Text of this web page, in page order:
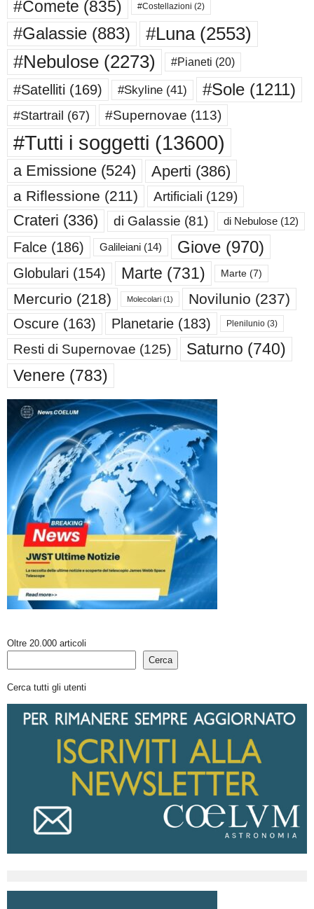
#Comete (835) #Costellazioni (2)
#Galassie (883) #Luna(2553)
#Nebulose (2273) #Pianeti (20)
#Satelliti (169) #Skyline (41) #Sole (1211)
#Startrail (67) #Supernovae (113)
#Tutti i soggetti (13600)
a Emissione (524) Aperti (386)
a Riflessione (211) Artificiali (129)
Crateri (336) di Galassie (81) di Nebulose (12)
Falce (186) Galileiani (14) Giove (970)
Globulari (154) Marte (731) Marte (7)
Mercurio (218) Molecolari (1) Novilunio (237)
Oscure (163) Planetarie (183) Plenilunio (3)
Resti di Supernovae (125) Saturno (740)
Venere (783)
Oltre 20.000 articoli
Cerca
Cerca tutti gli utenti